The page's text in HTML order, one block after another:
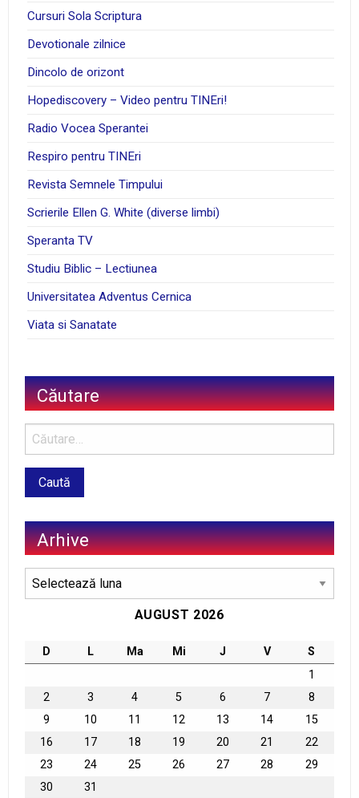
Cursuri Sola Scriptura
Devotionale zilnice
Dincolo de orizont
Hopediscovery – Video pentru TINEri!
Radio Vocea Sperantei
Respiro pentru TINEri
Revista Semnele Timpului
Scrierile Ellen G. White (diverse limbi)
Speranta TV
Studiu Biblic – Lectiunea
Universitatea Adventus Cernica
Viata si Sanatate
Căutare
Arhive
Arhive
AUGUST 2026
D L Ma Mi J V
S
1
2
3 4 5 6 7
8
9
10 11 12 13 14
15
16
17 18 19 20 21
22
23
24 25 26 27 28
29
30
31